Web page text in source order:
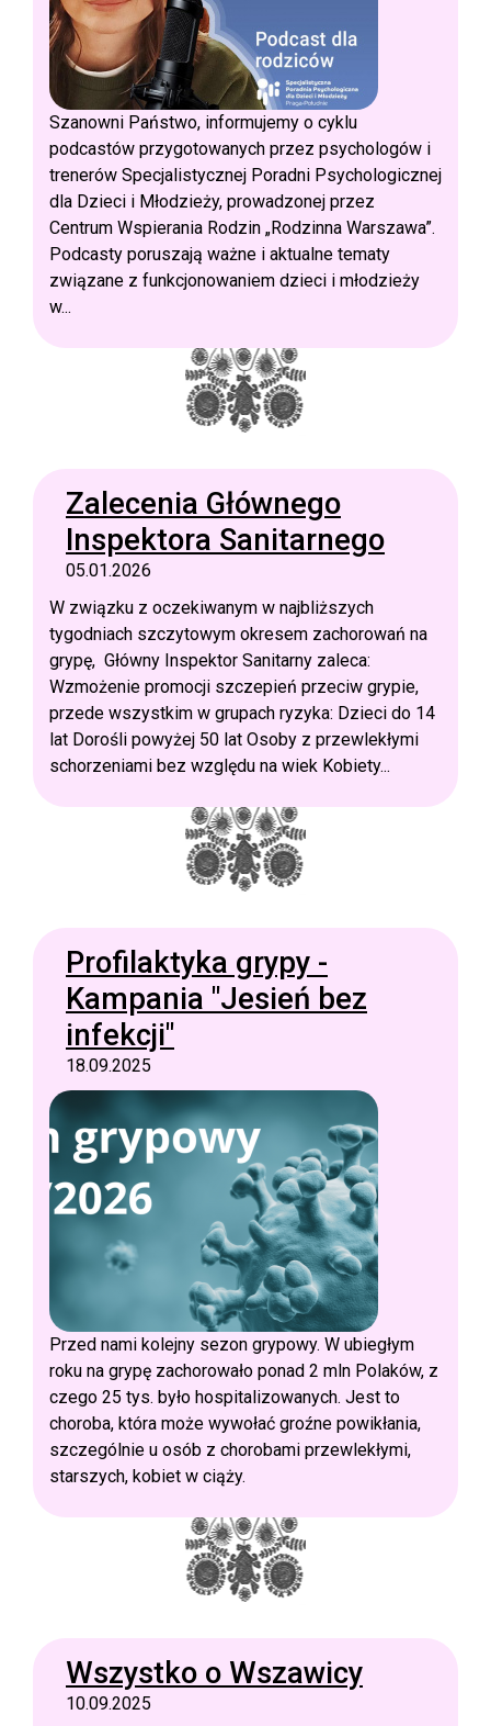
Szanowni Państwo, informujemy o cyklu
podcastów przygotowanych przez psychologów i
trenerów Specjalistycznej Poradni Psychologicznej
dla Dzieci i Młodzieży, prowadzonej przez
Centrum Wspierania Rodzin „Rodzinna Warszawa”.
Podcasty poruszają ważne i aktualne tematy
związane z funkcjonowaniem dzieci i młodzieży
w...
Zalecenia Głównego
Inspektora Sanitarnego
05.01.2026
W związku z oczekiwanym w najbliższych
tygodniach szczytowym okresem zachorowań na
grypę, Główny Inspektor Sanitarny zaleca:
Wzmożenie promocji szczepień przeciw grypie,
przede wszystkim w grupach ryzyka: Dzieci do 14
lat Dorośli powyżej 50 lat Osoby z przewlekłymi
schorzeniami bez względu na wiek Kobiety...
Profilaktyka grypy -
Kampania "Jesień bez
infekcji"
18.09.2025
Przed nami kolejny sezon grypowy. W ubiegłym
roku na grypę zachorowało ponad 2 mln Polaków, z
czego 25 tys. było hospitalizowanych. Jest to
choroba, która może wywołać groźne powikłania,
szczególnie u osób z chorobami przewlekłymi,
starszych, kobiet w ciąży.
Wszystko o Wszawicy
10.09.2025